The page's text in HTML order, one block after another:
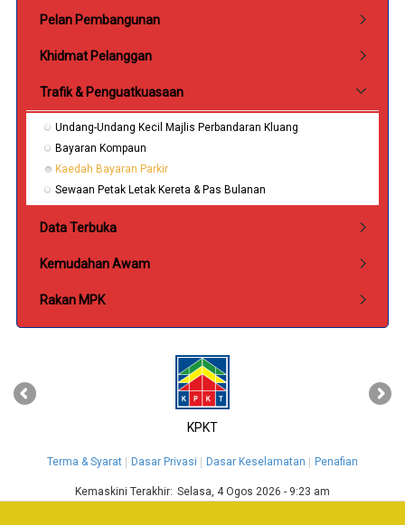
Pelan Pembangunan
Khidmat Pelanggan
Trafik & Penguatkuasaan
Undang-Undang Kecil Majlis Perbandaran Kluang
Bayaran Kompaun
Kaedah Bayaran Parkir
Sewaan Petak Letak Kereta & Pas Bulanan
Data Terbuka
Kemudahan Awam
Rakan MPK
KPKT
‹ ›
Terma & Syarat Dasar Privasi Dasar Keselamatan Penafian
Kemaskini Terakhir: Selasa, 4 Ogos 2026 - 9:23 am